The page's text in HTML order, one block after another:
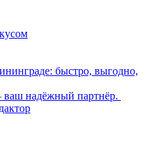
быстро, выгодно,
надёжный партнёр.